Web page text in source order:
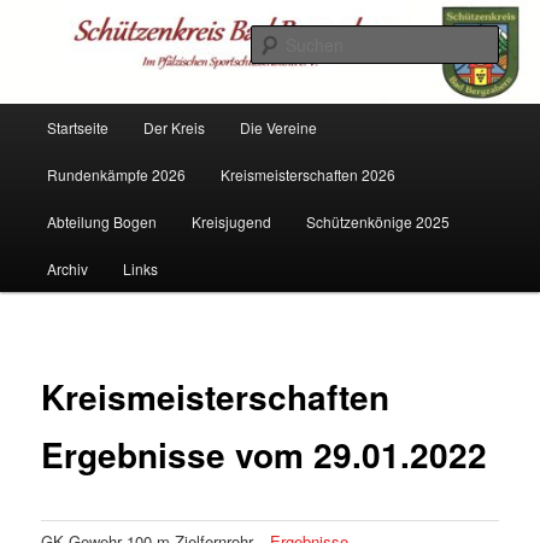
Schützenkreis Bad Bergzabern
Startseite Der Kreis Die Vereine
Rundenkämpfe 2026 Kreismeisterschaften 2026
Abteilung Bogen Kreisjugend Schützenkönige 2025
Archiv Links
Kreismeisterschaften
Ergebnisse vom 29.01.2022